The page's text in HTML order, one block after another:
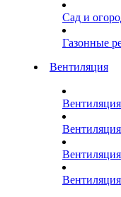
Сад и
Газонные
Вентиляция